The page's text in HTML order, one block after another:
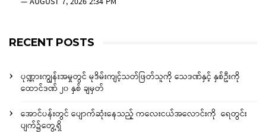
RECENT POSTS
ပုဏ္ဏားကျွန်းအမှုတွင် မုဒိမ်းကျင့်သတ်ဖြတ်သူကို သေဒဏ်နှင့် နှစ်ဦးကို
ထောင်ဒဏ် ၂၀ နှစ် ချမှတ်
အောင်ပန်းတွင် ပျောက်ဆုံးနေသည့် ကလေးငယ်အလောင်းကို ရေတွင်း
ပျက်၌တွေ့ရှိ